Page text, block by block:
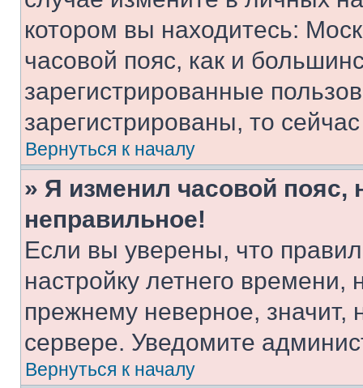
котором вы находитесь:
часовой пояс, как и
зарегистрированные
зарегистрированы, то
Вернуться к началу
» Я изменил часовой пояс,
неправильное!
Если вы уверены, что
настройку летнего
прежнему неверное, значит,
сервере. Уведомите
Вернуться к началу